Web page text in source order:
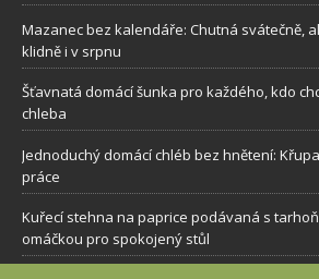
Mazanec bez kalendáře: Chutná svátečně,
klidně i v srpnu
Šťavnatá domácí šunka pro každého, kdo
chleba
Jednoduchý domácí chléb bez hnětení:
práce
Kuřecí stehna na paprice podávaná s
omáčkou pro spokojený stůl